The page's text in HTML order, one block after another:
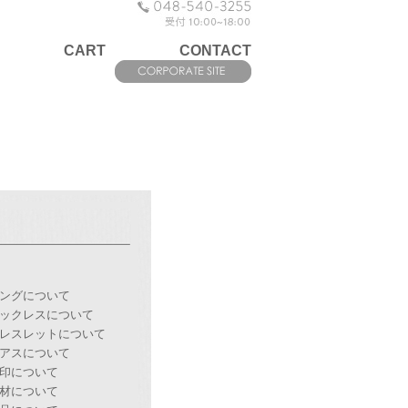
CONTACT
CART
グについて
クレスについて
スレットについて
スについて
について
について